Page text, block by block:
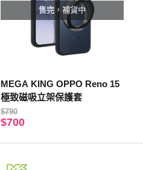
售完，補貨中
MEGA KING OPPO Reno 15
極致磁吸立架保護套
$790
$700